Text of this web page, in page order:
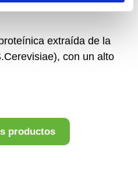
extraída de la
con un alto
productos